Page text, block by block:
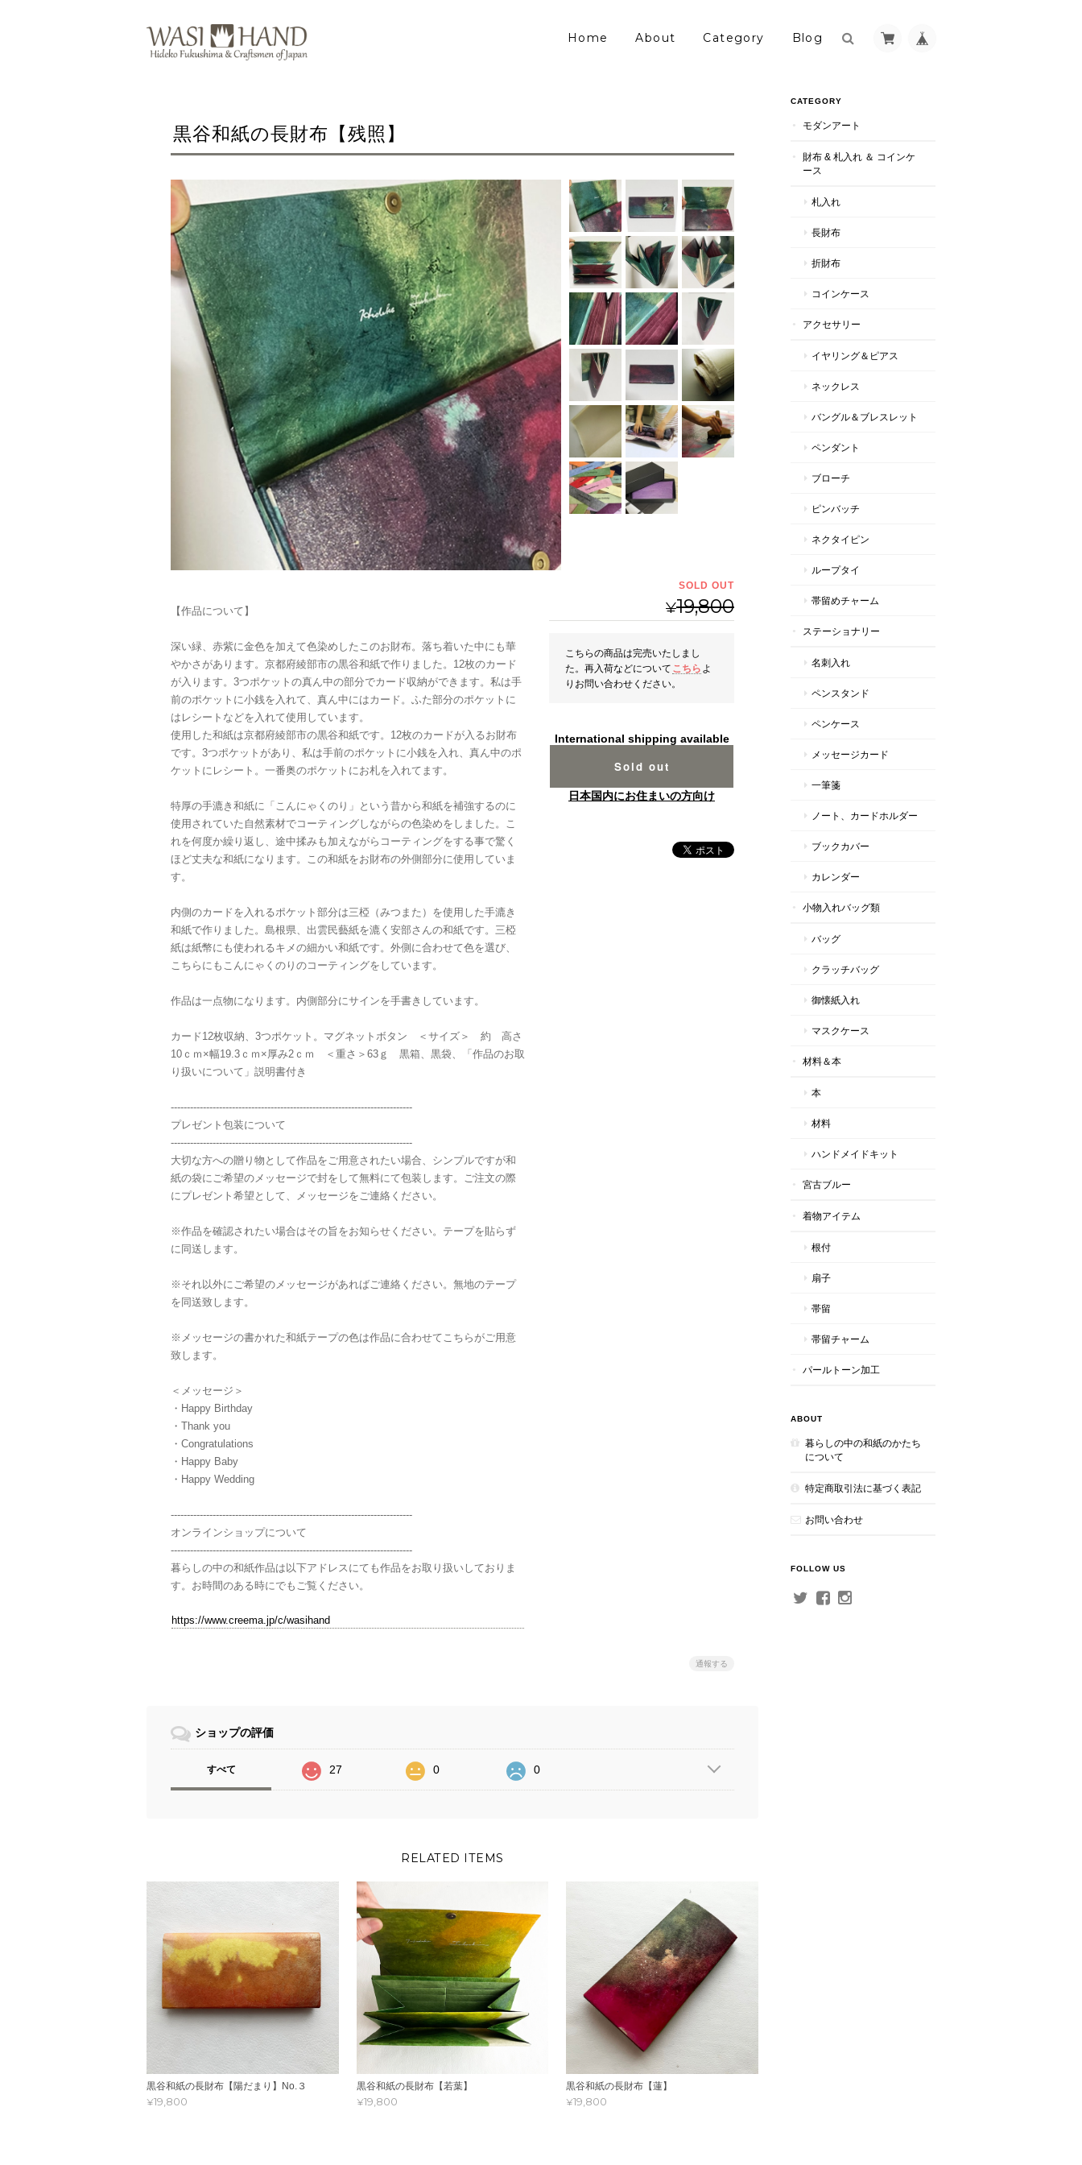
Home About Category Blog
黒谷和紙の長財布【残照】
【作品について】
深い緑、赤紫に金色を加えて色染めしたこのお財布。落ち着いた中にも華
やかさがあります。京都府綾部市の黒谷和紙で作りました。12枚のカード
が入ります。3つポケットの真ん中の部分でカード収納ができます。私は手
前のポケットに小銭を入れて、真ん中にはカード。ふた部分のポケットに
はレシートなどを入れて使用しています。
使用した和紙は京都府綾部市の黒谷和紙です。12枚のカードが入るお財布
です。3つポケットがあり、私は手前のポケットに小銭を入れ、真ん中のポ
ケットにレシート。一番奥のポケットにお札を入れてます。
特厚の手漉き和紙に「こんにゃくのり」という昔から和紙を補強するのに
使用されていた自然素材でコーティングしながらの色染めをしました。こ
れを何度か繰り返し、途中揉みも加えながらコーティングをする事で驚く
ほど丈夫な和紙になります。この和紙をお財布の外側部分に使用していま
す。
内側のカードを入れるポケット部分は三椏（みつまた）を使用した手漉き
和紙で作りました。島根県、出雲民藝紙を漉く安部さんの和紙です。三椏
紙は紙幣にも使われるキメの細かい和紙です。外側に合わせて色を選び、
こちらにもこんにゃくのりのコーティングをしています。
作品は一点物になります。内側部分にサインを手書きしています。
カード12枚収納、3つポケット。マグネットボタン ＜サイズ＞ 約 高さ
10ｃｍ×幅19.3ｃｍ×厚み2ｃｍ ＜重さ＞63ｇ 黒箱、黒袋、「作品のお取
り扱いについて」説明書付き
---------------------------------------------------------------------------
プレゼント包装について
---------------------------------------------------------------------------
大切な方への贈り物として作品をご用意されたい場合、シンプルですが和
紙の袋にご希望のメッセージで封をして無料にて包装します。ご注文の際
にプレゼント希望として、メッセージをご連絡ください。
※作品を確認されたい場合はその旨をお知らせください。テープを貼らず
に同送します。
※それ以外にご希望のメッセージがあればご連絡ください。無地のテープ
を同送致します。
※メッセージの書かれた和紙テープの色は作品に合わせてこちらがご用意
致します。
＜メッセージ＞
・Happy Birthday
・Thank you
・Congratulations
・Happy Baby
・Happy Wedding
---------------------------------------------------------------------------
オンラインショップについて
---------------------------------------------------------------------------
暮らしの中の和紙作品は以下アドレスにても作品をお取り扱いしておりま
す。お時間のある時にでもご覧ください。
https://www.creema.jp/c/wasihand
¥19,800
SOLD OUT
こちらの商品は完売いたしまし
た。再入荷などについて こちら よ
りお問い合わせください。
International shipping available
Sold out
日本国内にお住まいの方向け
通報する
ショップの評価
すべて 27 0 0
RELATED ITEMS
黒谷和紙の長財布【陽だまり】No.３
¥19,800
黒谷和紙の長財布【若葉】
¥19,800
黒谷和紙の長財布【蓮】
¥19,800
CATEGORY
モダンアート
財布 & 札入れ ＆ コインケ
ース
札入れ
長財布
折財布
コインケース
アクセサリー
イヤリング＆ピアス
ネックレス
バングル＆ブレスレット
ペンダント
ブローチ
ピンバッチ
ネクタイピン
ループタイ
帯留めチャーム
ステーショナリー
名刺入れ
ペンスタンド
ペンケース
メッセージカード
一筆箋
ノート、カードホルダー
ブックカバー
カレンダー
小物入れバッグ類
バッグ
クラッチバッグ
御懐紙入れ
マスクケース
材料＆本
本
材料
ハンドメイドキット
宮古ブルー
着物アイテム
根付
扇子
帯留
帯留チャーム
パールトーン加工
ABOUT
暮らしの中の和紙のかたち
について
特定商取引法に基づく表記
お問い合わせ
FOLLOW US